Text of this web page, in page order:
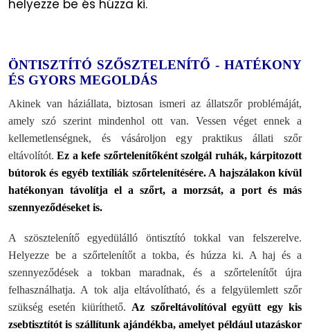
helyezze be és húzza ki.
ÖNTISZTÍTÓ SZŐSZTELENÍTŐ - HATÉKONY
ÉS GYORS MEGOLDÁS
Akinek van háziállata, biztosan ismeri az állatszőr problémáját,
amely szó szerint mindenhol ott van. Vessen véget ennek a
kellemetlenségnek, és vásároljon egy praktikus állati szőr
eltávolítót.Ez a kefe szőrtelenítőként szolgál ruhák, kárpitozott
bútorok és egyéb textíliák szőrtelenítésére. A hajszálakon kívül
hatékonyan távolítja el a szőrt, a morzsát, a port és más
szennyeződéseket is.
A szösztelenítő egyedülálló öntisztító tokkal van felszerelve.
Helyezze be a szőrtelenítőt a tokba, és húzza ki. A haj és a
szennyeződések a tokban maradnak, és a szőrtelenítőt újra
felhasználhatja. A tok alja eltávolítható, és a felgyülemlett szőr
szükség esetén kiüríthető. Az szőreltávolítóval együtt egy kis
zsebtisztítót is szállítunk ajándékba, amelyet például utazáskor